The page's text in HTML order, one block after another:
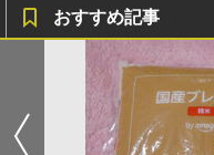
おすすめ記事